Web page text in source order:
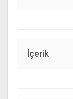
İçerik